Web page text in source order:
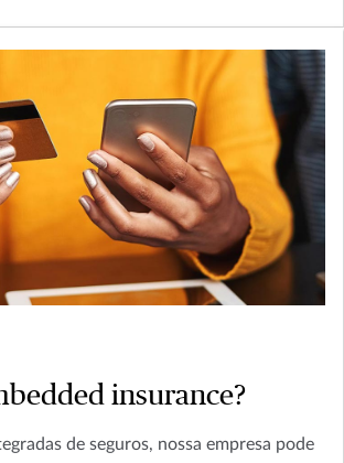
insurance?
de seguros, nossa empresa pode